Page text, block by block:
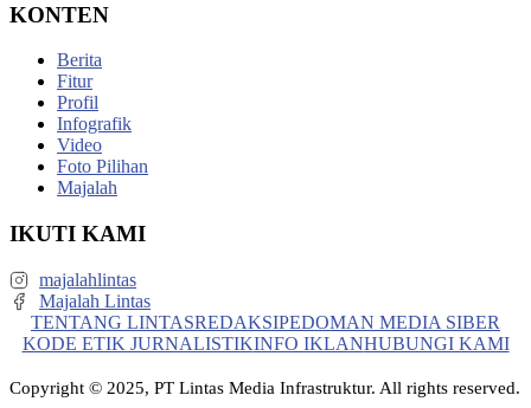
KONTEN
Berita
Fitur
Profil
Infografik
Video
Foto Pilihan
Majalah
IKUTI KAMI
majalahlintas
Majalah Lintas
TENTANG LINTASREDAKSIPEDOMAN MEDIA SIBER
KODE ETIK JURNALISTIKINFO IKLANHUBUNGI KAMI
Copyright © 2025, PT Lintas Media Infrastruktur. All rights reserved.